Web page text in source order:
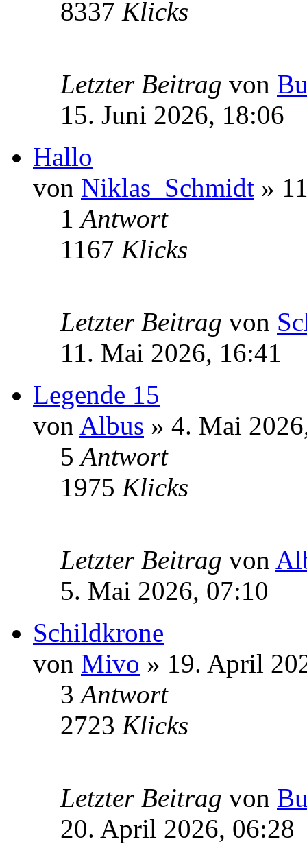
8337 Klicks
Letzter Beitrag von
15. Juni 2026, 18:06
Hallo
von Niklas_Schmidt »
1Antwort
1167 Klicks
Letzter Beitrag von
11. Mai 2026, 16:41
Legende 15
von Albus » 4. Mai
5Antwort
1975 Klicks
Letzter Beitrag von
5. Mai 2026, 07:10
Schildkrone
von Mivo » 19. April
3Antwort
2723 Klicks
Letzter Beitrag von
20. April 2026, 06:28